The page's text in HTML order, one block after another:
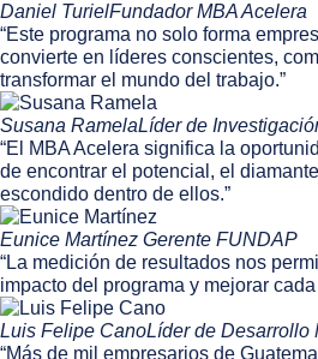
Daniel TurielFundador MBA Acelera
“Este programa no solo forma
convierte en líderes conscientes,
transformar el mundo del trabajo.”
Susana RamelaLíder de
“El MBA Acelera significa la
de encontrar el potencial, el
escondido dentro de ellos.”
Eunice Martínez Gerente FUNDAP
“La medición de resultados nos
impacto del programa y mejorar
Luis Felipe CanoLíder de Desarrollo
“Más de mil empresarios de